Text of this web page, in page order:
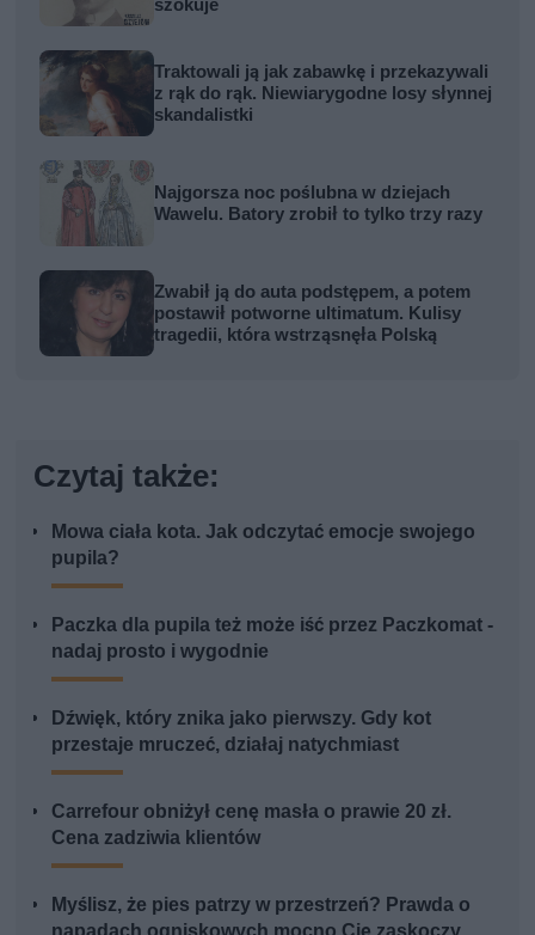
szokuje
Traktowali ją jak zabawkę i przekazywali
z rąk do rąk. Niewiarygodne losy słynnej
skandalistki
Najgorsza noc poślubna w dziejach
Wawelu. Batory zrobił to tylko trzy razy
Zwabił ją do auta podstępem, a potem
postawił potworne ultimatum. Kulisy
tragedii, która wstrząsnęła Polską
Czytaj także:
Mowa ciała kota. Jak odczytać emocje swojego
pupila?
Paczka dla pupila też może iść przez Paczkomat -
nadaj prosto i wygodnie
Dźwięk, który znika jako pierwszy. Gdy kot
przestaje mruczeć, działaj natychmiast
Carrefour obniżył cenę masła o prawie 20 zł.
Cena zadziwia klientów
Myślisz, że pies patrzy w przestrzeń? Prawda o